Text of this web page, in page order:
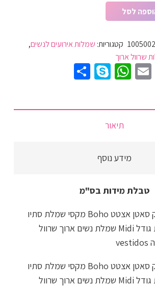
לסל
קטגוריות: שמלות אירועים לנשים,
שרוול ארוך
Pinterest
Email
WhatsApp
Skype
תיאור
מידע נוסף
טבלת מידות בס"מ